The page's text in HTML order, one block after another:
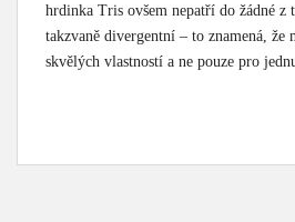
hrdinka Tris ovšem nepatří do žádné
takzvaně divergentní – to znamená, že
skvělých vlastností a ne pouze pro